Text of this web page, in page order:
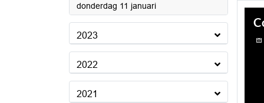
donderdag 11 januari2024
2023
2022
2021